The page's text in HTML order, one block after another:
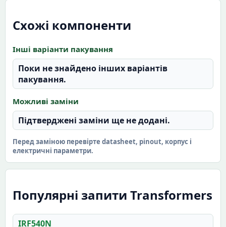
Схожі компоненти
Інші варіанти пакування
Поки не знайдено інших варіантів
пакування.
Можливі заміни
Підтверджені заміни ще не додані.
Перед заміною перевірте datasheet, pinout, корпус і
електричні параметри.
Популярні запити Transformers
IRF540N